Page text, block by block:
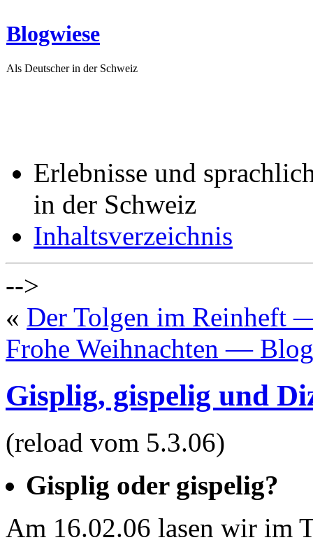
Blogwiese
Als Deutscher in der Schweiz
Erlebnisse und
in der Schweiz
Inhaltsverzeichnis
-->
« Der Tolgen im Reinheft
Frohe Weihnachten —
Gisplig, gispelig und
(reload vom 5.3.06)
Gisplig oder gispelig?
Am 16.02.06 lasen wir im